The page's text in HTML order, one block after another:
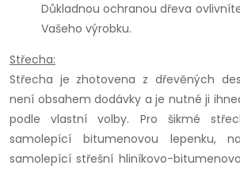
Důkladnou ochranou dřeva
Vašeho výrobku.
Střecha:
Střecha je zhotovena z dřevěných
není obsahem dodávky a je nutné ji
podle vlastní volby. Pro šikmé
samolepící bitumenovou lepenku,
samolepící střešní hliníkovo-